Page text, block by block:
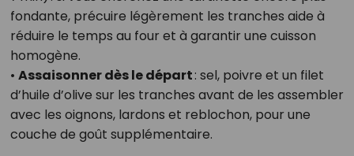
fondante, précuire légèrement les tranches aide à
réduire le temps au four et à garantir une cuisson
homogène.
• Assaisonner dès le départ: sel, poivre et un filet
d’huile d’olive sur les tranches avant de les assembler
avec les oignons, lardons et reblochon, pour une
couche de goût supplémentaire.